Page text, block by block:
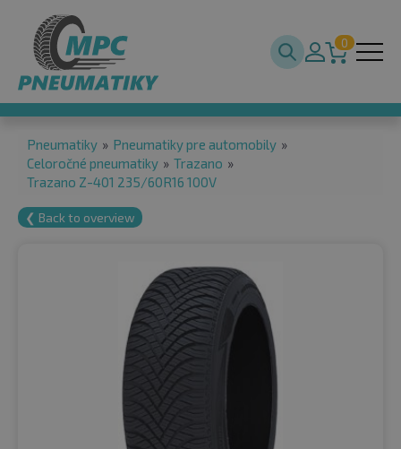
0
Pneumatiky » Pneumatiky pre automobily »
Celoročné pneumatiky » Trazano »
Trazano Z-401 235/60R16 100V
❮ Back to overview